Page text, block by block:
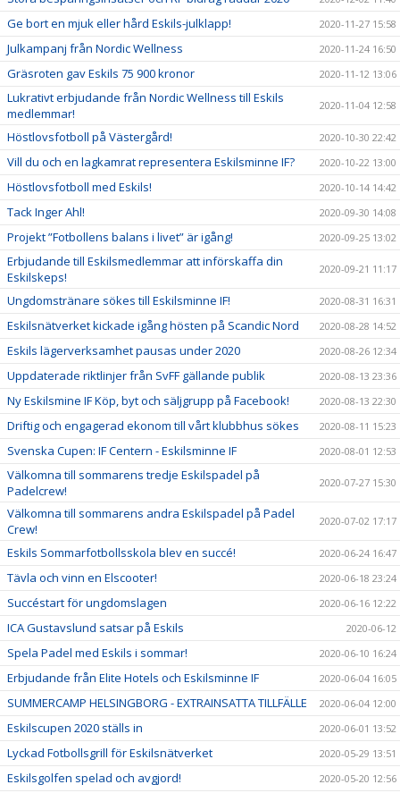
Ge bort en mjuk eller hård Eskils-julklapp! 2020-11-27 15:58
Julkampanj från Nordic Wellness 2020-11-24 16:50
Gräsroten gav Eskils 75 900 kronor 2020-11-12 13:06
Lukrativt erbjudande från Nordic Wellness till Eskils
medlemmar!
2020-11-04 12:58
Höstlovsfotboll på Västergård! 2020-10-30 22:42
Vill du och en lagkamrat representera Eskilsminne IF? 2020-10-22 13:00
Höstlovsfotboll med Eskils! 2020-10-14 14:42
Tack Inger Ahl! 2020-09-30 14:08
Projekt ”Fotbollens balans i livet” är igång! 2020-09-25 13:02
Erbjudande till Eskilsmedlemmar att införskaffa din
Eskilskeps!
2020-09-21 11:17
Ungdomstränare sökes till Eskilsminne IF! 2020-08-31 16:31
Eskilsnätverket kickade igång hösten på Scandic Nord 2020-08-28 14:52
Eskils lägerverksamhet pausas under 2020 2020-08-26 12:34
Uppdaterade riktlinjer från SvFF gällande publik 2020-08-13 23:36
Ny Eskilsmine IF Köp, byt och säljgrupp på Facebook! 2020-08-13 22:30
Driftig och engagerad ekonom till vårt klubbhus sökes 2020-08-11 15:23
Svenska Cupen: IF Centern - Eskilsminne IF 2020-08-01 12:53
Välkomna till sommarens tredje Eskilspadel på
Padelcrew!
2020-07-27 15:30
Välkomna till sommarens andra Eskilspadel på Padel
Crew!
2020-07-02 17:17
Eskils Sommarfotbollsskola blev en succé! 2020-06-24 16:47
Tävla och vinn en Elscooter! 2020-06-18 23:24
Succéstart för ungdomslagen 2020-06-16 12:22
ICA Gustavslund satsar på Eskils 2020-06-12
Spela Padel med Eskils i sommar! 2020-06-10 16:24
Erbjudande från Elite Hotels och Eskilsminne IF 2020-06-04 16:05
SUMMERCAMP HELSINGBORG - EXTRAINSATTA TILLFÄLLE 2020-06-04 12:00
Eskilscupen 2020 ställs in 2020-06-01 13:52
Lyckad Fotbollsgrill för Eskilsnätverket 2020-05-29 13:51
Eskilsgolfen spelad och avgjord! 2020-05-20 12:56